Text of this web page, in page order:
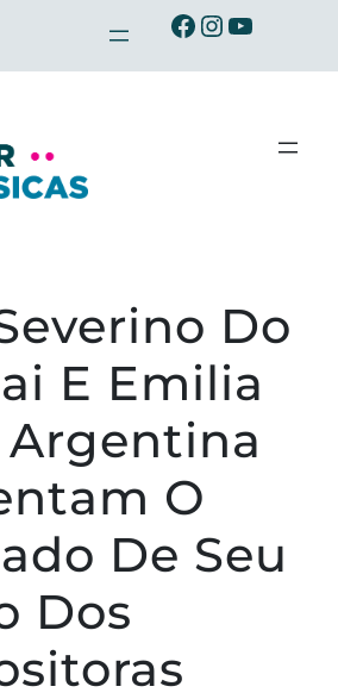
Ibermusicas no Facebook
Ibermusicas no Instagram
Ibermusicas no Youtube
Do
E Emilia
O
De Seu
Dos